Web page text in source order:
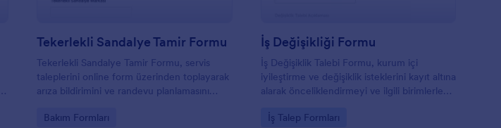
Tekerlekli Sandalye Tamir Formu
Tekerlekli Sandalye Tamir Formu, servis
taleplerini online form üzerinden toplayarak
arıza bildirimini ve randevu planlamasını
ekipler için düzenli veri toplama sağlar.
Go to Category:
Bakım Formları
İş Değişikliği Formu
İş Değişiklik Talebi Formu, kurum içi
iyileştirme ve değişiklik isteklerini kayıt altına
alarak önceliklendirmeyi ve ilgili birimlerle
isteyen ekipler için tasarlanmıştır.
Go to Category:
İş Talep Formları